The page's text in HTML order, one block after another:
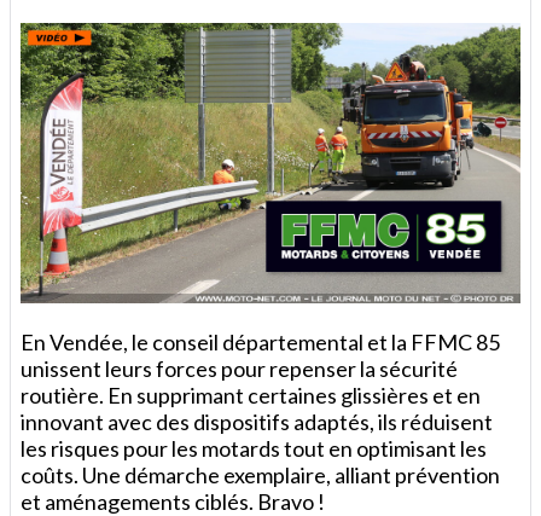
En Vendée, le conseil départemental et la FFMC 85
unissent leurs forces pour repenser la sécurité
routière. En supprimant certaines glissières et en
innovant avec des dispositifs adaptés, ils réduisent
les risques pour les motards tout en optimisant les
coûts. Une démarche exemplaire, alliant prévention
et aménagements ciblés. Bravo !